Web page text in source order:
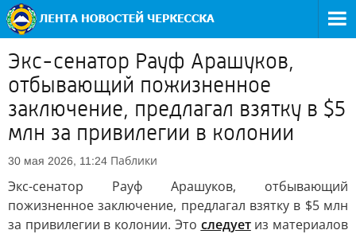
Экс-сенатор Рауф Арашуков,
отбывающий пожизненное
заключение, предлагал взятку в $5
млн за привилегии в колонии
30 мая 2026, 11:24 Паблики
Экс-сенатор Рауф Арашуков, отбывающий
пожизненное заключение, предлагал взятку в $5 млн
за привилегии в колонии. Это следуетиз материалов